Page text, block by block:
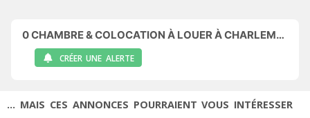
0CHAMBRE & COLOCATION À LOUER À CHARLEMAGNE
CRÉER UNE ALERTE
... MAIS CES ANNONCES POURRAIENT VOUS INTÉRESSER